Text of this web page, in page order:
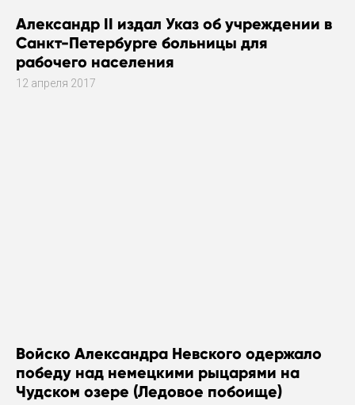
Александр II издал Указ об учреждении в
Санкт-Петербурге больницы для
рабочего населения
12 апреля 2017
Войско Александра Невского одержало
победу над немецкими рыцарями на
Чудском озере (Ледовое побоище)